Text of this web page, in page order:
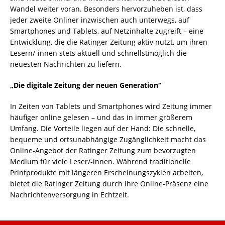
Wandel weiter voran. Besonders hervorzuheben ist, dass
jeder zweite Onliner inzwischen auch unterwegs, auf
Smartphones und Tablets, auf Netzinhalte zugreift – eine
Entwicklung, die die Ratinger Zeitung aktiv nutzt, um ihren
Lesern/-innen stets aktuell und schnellstmöglich die
neuesten Nachrichten zu liefern.
„Die digitale Zeitung der neuen Generation“
In Zeiten von Tablets und Smartphones wird Zeitung immer
häufiger online gelesen – und das in immer größerem
Umfang. Die Vorteile liegen auf der Hand: Die schnelle,
bequeme und ortsunabhängige Zugänglichkeit macht das
Online-Angebot der Ratinger Zeitung zum bevorzugten
Medium für viele Leser/-innen. Während traditionelle
Printprodukte mit längeren Erscheinungszyklen arbeiten,
bietet die Ratinger Zeitung durch ihre Online-Präsenz eine
Nachrichtenversorgung in Echtzeit.